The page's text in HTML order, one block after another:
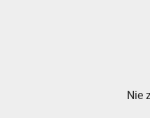
Nie